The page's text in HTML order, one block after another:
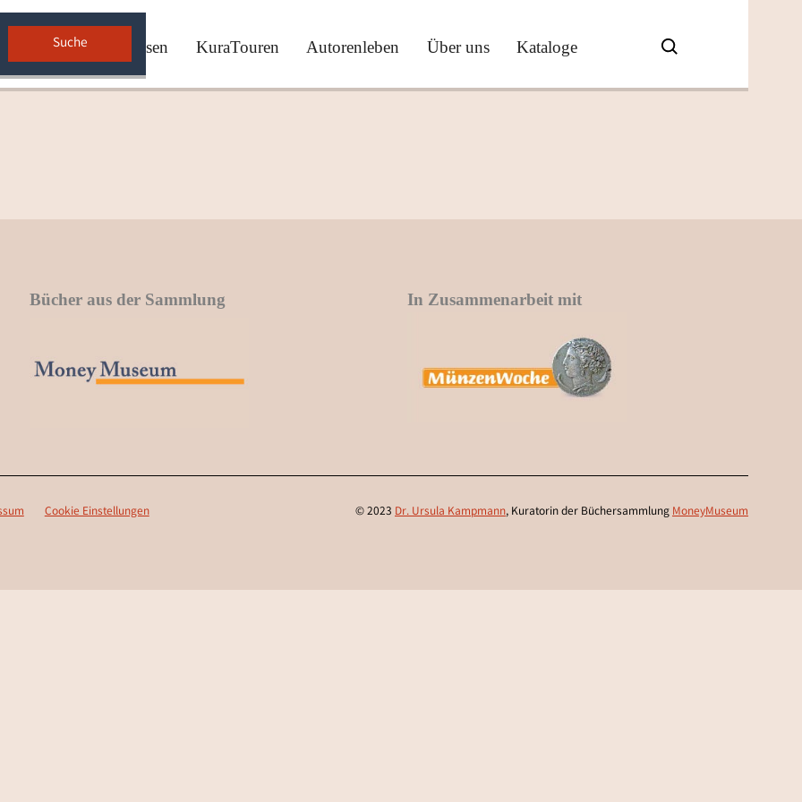
Zeitreisen KuraTouren Autorenleben Über uns Kataloge
Bücher aus der Sammlung In Zusammenarbeit mit
Cookie Einstellungen © 2023 Dr. Ursula Kampmann, Kuratorin der BüchersammlungMoneyMuseum